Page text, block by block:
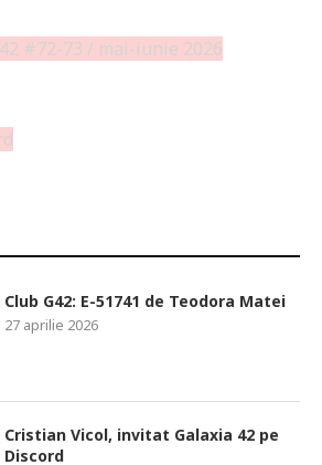
Club G42: E-51741 de Teodora Matei
27 aprilie 2026
Cristian Vicol, invitat Galaxia 42 pe
Discord